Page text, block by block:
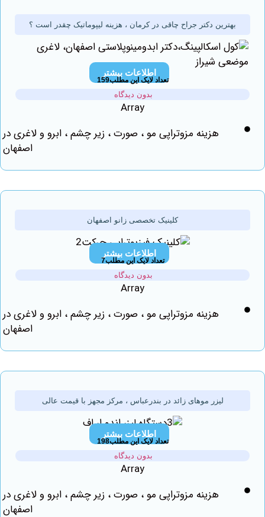
بهترین دکتر جراح چاقی در کرمان ، هزینه لیپوماتیک چقدر است ؟
اطلاعات بیشتر
تعداد لایک این مطلب159
بدون دیدگاه
هزینه مزوتراپی مو ، صورت ، زیر چشم ، ابرو و لاغری در
کلینیک تخصصی زانو اصفهان
اطلاعات بیشتر
تعداد لایک این مطلب7
بدون دیدگاه
هزینه مزوتراپی مو ، صورت ، زیر چشم ، ابرو و لاغری در
لیزر موهای زائد در بندرعباس ، مرکز مجهز با قیمت عالی
اطلاعات بیشتر
تعداد لایک این مطلب198
بدون دیدگاه
هزینه مزوتراپی مو ، صورت ، زیر چشم ، ابرو و لاغری در